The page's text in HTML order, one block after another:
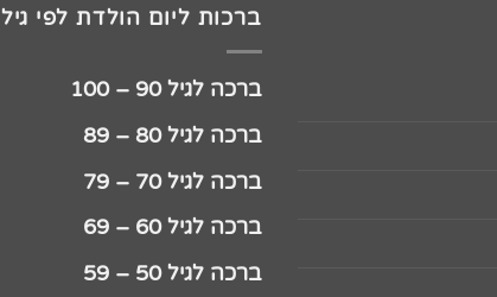
ברכות ליום הולדת לפי גיל
ברכה לגיל 90 – 100
ברכה לגיל 80 – 89
ברכה לגיל 70 – 79
ברכה לגיל 60 – 69
ברכה לגיל 50 – 59